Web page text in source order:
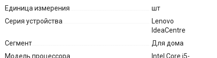
Единица измерения
шт
Серия устройства
Lenovo
IdeaCentre
Сегмент
Для дома
Модель процессора
Intel Core i5-